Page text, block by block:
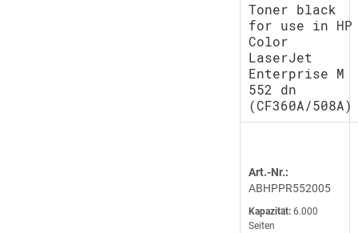
Toner black
for use in HP
Color
LaserJet
Enterprise M
552 dn
(CF360A/508A)
Art.-Nr.:
ABHPPR552005
Kapazität: 6.000
Seiten